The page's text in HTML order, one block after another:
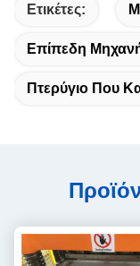
Ετικέτες:
Επίπεδη
Πτερύγιο Που